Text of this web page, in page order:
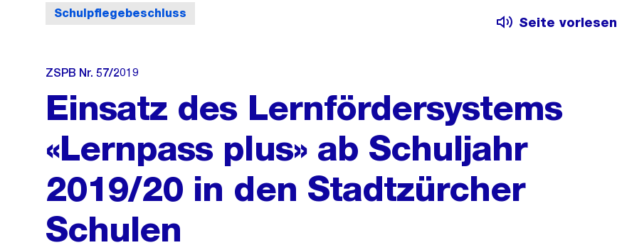
Schulpflegebeschluss
Seite vorlesen
ZSPB Nr. 57/2019
Einsatz des Lernfördersystems
«Lernpass plus» ab Schuljahr
2019/20 in den Stadtzürcher
Schulen